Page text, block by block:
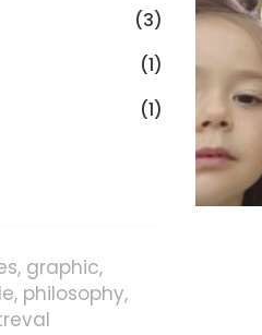
(3)
(1)
(1)
graphic
philosophy